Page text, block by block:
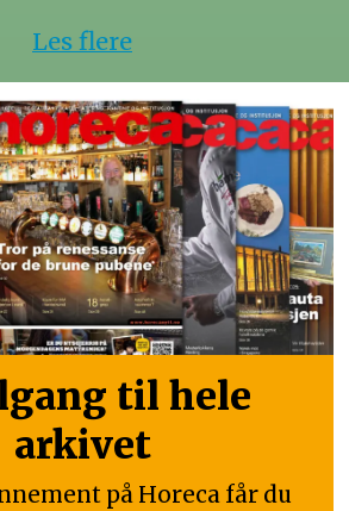
Les flere
til hele
arkivet
på Horeca får du